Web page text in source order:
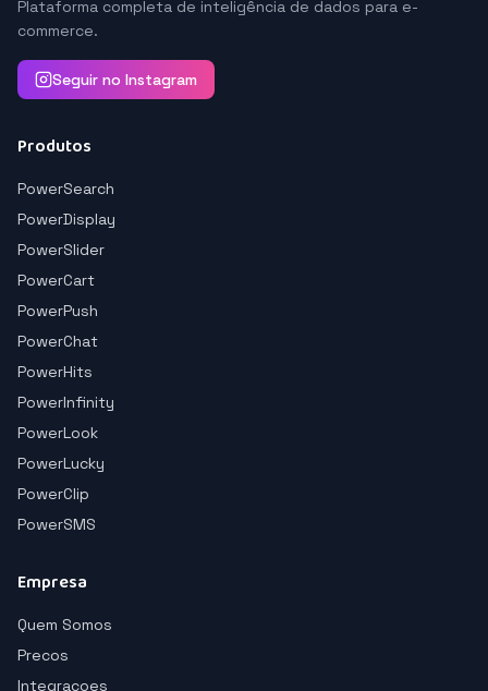
Plataforma completa de inteligência de dados para e-
commerce.
Seguir no Instagram
Produtos
PowerSearch
PowerDisplay
PowerSlider
PowerCart
PowerPush
PowerChat
PowerHits
PowerInfinity
PowerLook
PowerLucky
PowerClip
PowerSMS
Empresa
Quem Somos
Precos
Integracoes